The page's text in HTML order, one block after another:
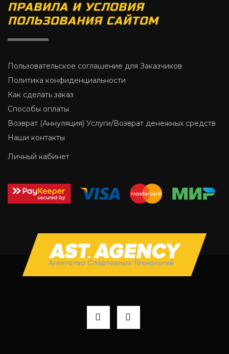
ПРАВИЛА И УСЛОВИЯ
ПОЛЬЗОВАНИЯ САЙТОМ
Пользовательское соглашение для Заказчиков
Политика конфиденциальности
Как сделать заказ
Способы оплаты
Возврат (Аннуляция) Услуги/Возврат денежных средств
Наши контакты
Личный кабинет